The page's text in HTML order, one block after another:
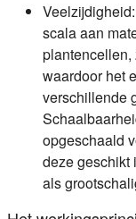
Veelzijdigheid:
scala aan
plantencellen,
waardoor het
verschillende
opgeschaald
deze geschikt
als